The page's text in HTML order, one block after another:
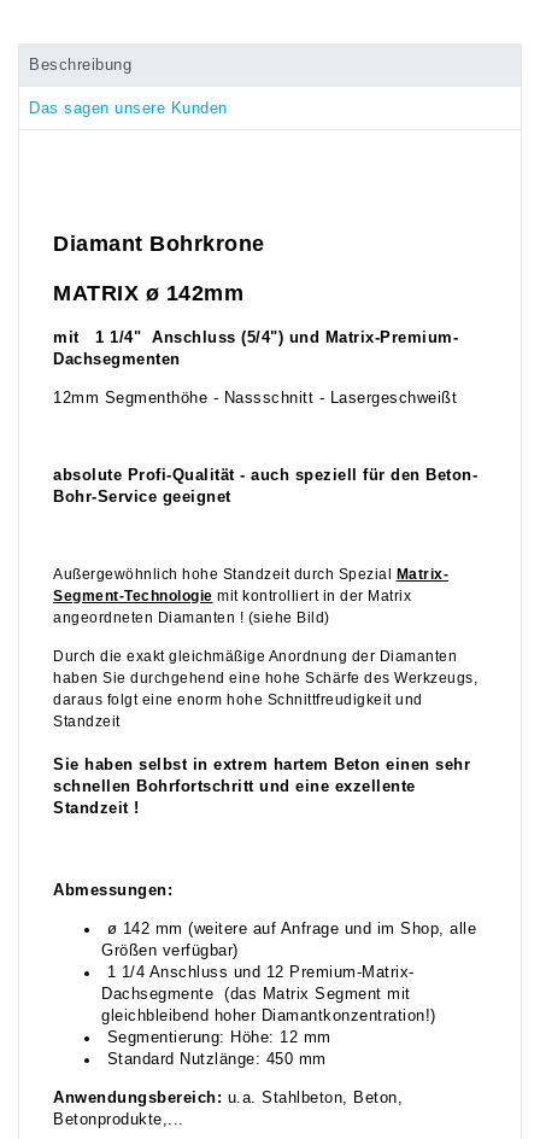
Beschreibung
Das sagen unsere Kunden
Diamant Bohrkrone
MATRIX ø 142mm
mit 1 1/4" Anschluss (5/4") und Matrix-Premium-
Dachsegmenten
12mm Segmenthöhe - Nassschnitt - Lasergeschweißt
absolute Profi-Qualität - auch speziell für den Beton-
Bohr-Service geeignet
Außergewöhnlich hohe Standzeit durch Spezial
Matrix-
Segment-Technologie mit kontrolliert in der Matrix
angeordneten Diamanten ! (siehe Bild)
Durch die exakt gleichmäßige Anordnung der Diamanten
haben Sie durchgehend eine hohe Schärfe des Werkzeugs,
daraus folgt eine enorm hohe Schnittfreudigkeit und
Standzeit
Sie haben selbst in extrem hartem Beton einen sehr
schnellen Bohrfortschritt und eine exzellente
Standzeit !
Abmessungen:
ø 142 mm (weitere auf Anfrage und im Shop, alle
Größen verfügbar)
1 1/4 Anschluss und 12 Premium-Matrix-
Dachsegmente (das Matrix Segment mit
gleichbleibend hoher Diamantkonzentration!)
Segmentierung: Höhe: 12 mm
Standard Nutzlänge: 450 mm
Anwendungsbereich: u.a. Stahlbeton, Beton,
Betonprodukte,...